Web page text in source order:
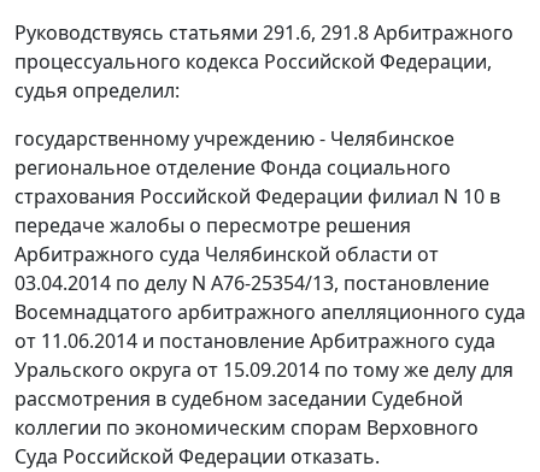
Руководствуясь статьями 291.6, 291.8Арбитражного
процессуального кодекса Российской Федерации,
судья определил:
государственному учреждению - Челябинское
региональное отделение Фонда социального
страхования Российской Федерации филиал N 10 в
передаче жалобы о пересмотре решения
Арбитражного суда Челябинской области от
03.04.2014 по делу N А76-25354/13, постановление
Восемнадцатого арбитражного апелляционного суда
от 11.06.2014 и постановлениеАрбитражного суда
Уральского округа от 15.09.2014 по тому же делу для
рассмотрения в судебном заседании Судебной
коллегии по экономическим спорам Верховного
Суда Российской Федерации отказать.